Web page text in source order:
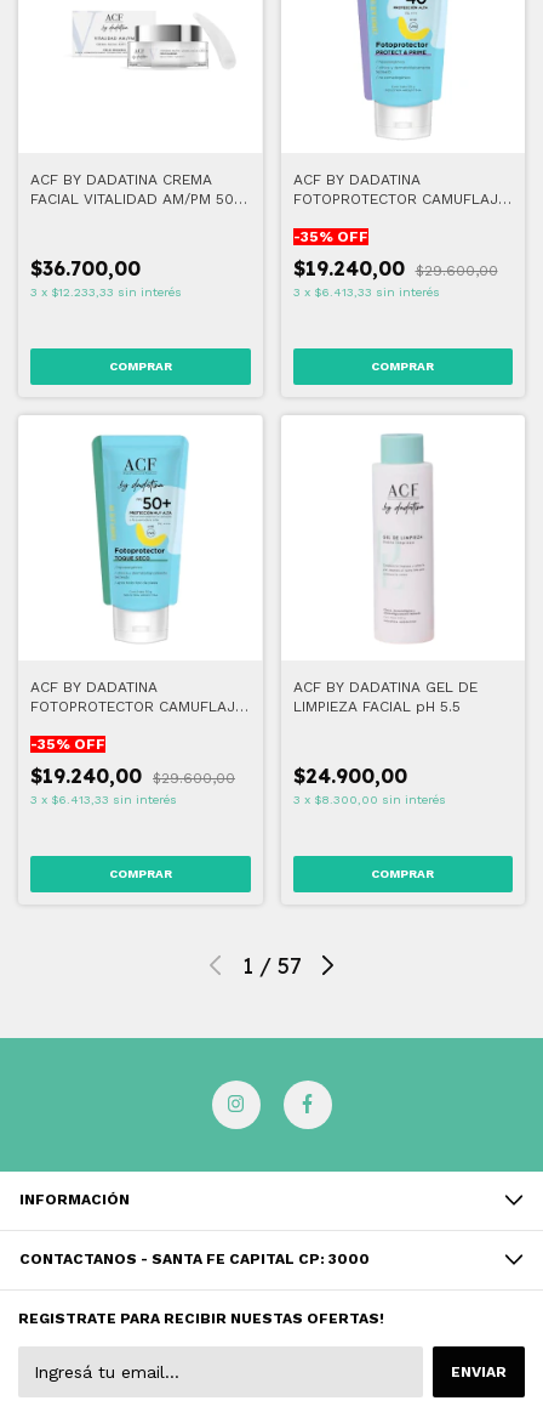
ACF BY DADATINA CREMA
FACIAL VITALIDAD AM/PM 50
$36.700,00
3 x $12.233,33 sin interés
ACF BY DADATINA
FOTOPROTECTOR CAMUFLAJE
-35% OFF
$19.240,00 $29.600,00
3 x $6.413,33 sin interés
ACF BY DADATINA
FOTOPROTECTOR CAMUFLAJE
-35% OFF
$19.240,00 $29.600,00
3 x $6.413,33 sin interés
ACF BY DADATINA GEL DE
LIMPIEZA FACIAL pH 5.5
$24.900,00
3 x $8.300,00 sin interés
1 / 57
INFORMACIÓN
CONTACTANOS - SANTA FE CAPITAL CP: 3000
REGISTRATE PARA RECIBIR NUESTAS OFERTAS!